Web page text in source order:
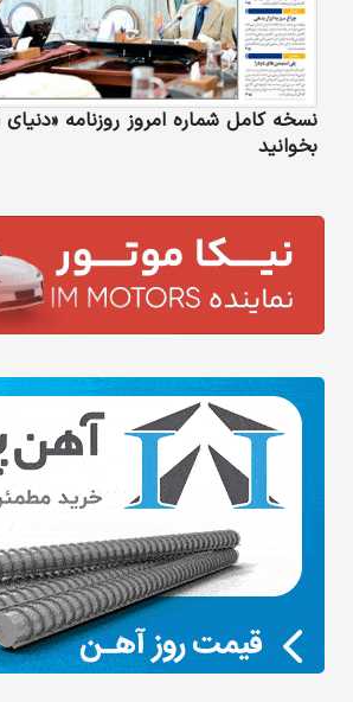
نسخه کامل شماره امروز روزنامه «دنیای‌
بخوانید